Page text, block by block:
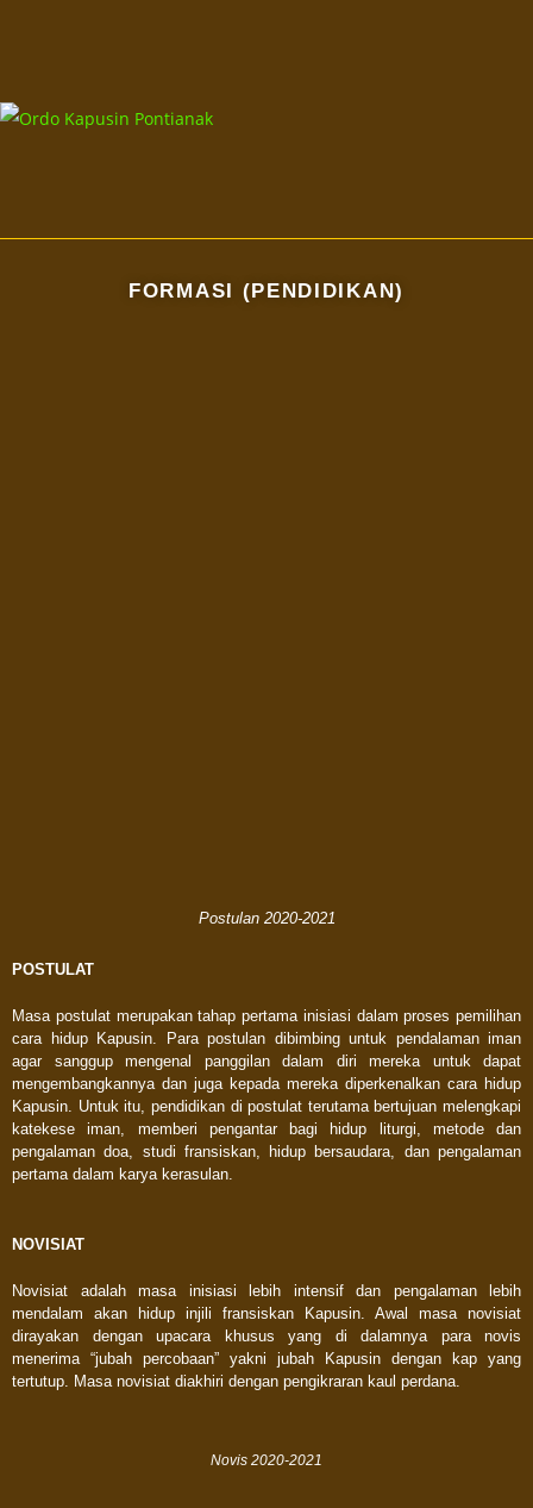
FORMASI (PENDIDIKAN)
Postulan 2020-2021
POSTULAT
Masa postulat merupakan tahap pertama inisiasi dalam proses pemilihan
cara hidup Kapusin. Para postulan dibimbing untuk pendalaman iman
agar sanggup mengenal panggilan dalam diri mereka untuk dapat
mengembangkannya dan juga kepada mereka diperkenalkan cara hidup
Kapusin. Untuk itu, pendidikan di postulat terutama bertujuan melengkapi
katekese iman, memberi pengantar bagi hidup liturgi, metode dan
pengalaman doa, studi fransiskan, hidup bersaudara, dan pengalaman
pertama dalam karya kerasulan.
NOVISIAT
Novisiat adalah masa inisiasi lebih intensif dan pengalaman lebih
mendalam akan hidup injili fransiskan Kapusin. Awal masa novisiat
dirayakan dengan upacara khusus yang di dalamnya para novis
menerima “jubah percobaan” yakni jubah Kapusin dengan kap yang
tertutup. Masa novisiat diakhiri dengan pengikraran kaul perdana.
Novis 2020-2021